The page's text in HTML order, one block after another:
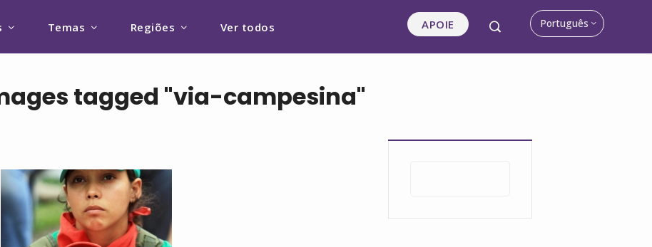
Temas Regiões Ver todos APOIE Português
tagged "via-campesina"